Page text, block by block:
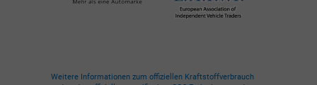
Weitere Informationen zum offiziellen Kraftstoffverbrauch